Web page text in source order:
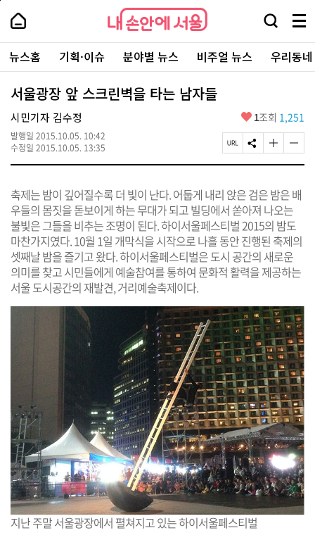
본
로
가
내
손
안
에
서
울
-
서
울
시
대
표
소
포
털
내
손
에
울
검
창
열
기
메
뉴
전
체
보
주
요
서
뉴스홈 기획·이슈 분야별 뉴스 비주얼 뉴스 우리동
서울광장 앞 스크린벽을 타는 남자들
시민기자 김수정
발행일 2015.10.05. 10:42
수정일 2015.10.05. 13:35
좋
요
1조회 1,251
페
이
R
L
복
사
S
N
유
하
기
글
자
크
게
변
경
하
기
글
자
작
변
경
하
축제는 밤이 깊어질수록 더 빛이 난다. 어둡게 내리 앉은 검은 밤은 배
우들의 몸짓을 돋보이게 하는 무대가 되고 빌딩에서 쏟아져 나오는
불빛은 그들을 비추는 조명이 된다. 하이서울페스티벌 2015의 밤도
마찬가지였다. 10월 1일 개막식을 시작으로 나흘 동안 진행된 축제의
셋째날 밤을 즐기고 왔다. 하이서울페스티벌은 도시 공간의 새로운
의미를 찾고 시민들에게 예술참여를 통하여 문화적 활력을 제공하는
서울 도시공간의 재발견, 거리예술축제이다.
지난 주말 서울광장에서 펼쳐지고 있는 하이서울페스티벌
페
상
단
로